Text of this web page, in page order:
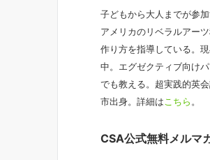
子どもから大人までが参
アメリカのリベラルアー
作り方を指導している。
中。エグゼクティブ向け
でも教える。超実践的英
市出身。詳細は こちら 。
CSA公式無料メルマ